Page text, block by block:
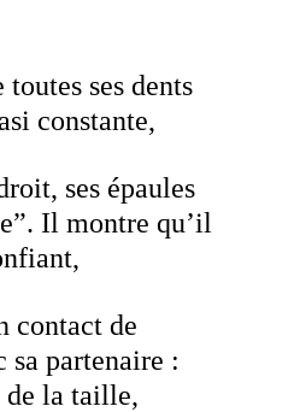
ses dents
constante,
ses épaules
Il montre qu’il
contact de
partenaire :
de la taille,